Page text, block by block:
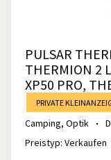
PULSAR
THERMION 2
XP50 PRO,
PRIVATE
Camping, Optik
Preistyp: Verkaufen